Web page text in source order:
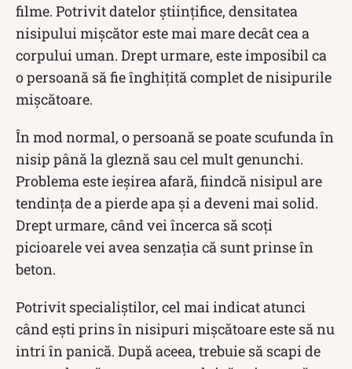
filme. Potrivit datelor științifice, densitatea
nisipului mișcător este mai mare decât cea a
corpului uman. Drept urmare, este imposibil ca
o persoană să fie înghițită complet de nisipurile
mișcătoare.
În mod normal, o persoană se poate scufunda în
nisip până la gleznă sau cel mult genunchi.
Problema este ieșirea afară, fiindcă nisipul are
tendința de a pierde apa și a deveni mai solid.
Drept urmare, când vei încerca să scoți
picioarele vei avea senzația că sunt prinse în
beton.
Potrivit specialiștilor, cel mai indicat atunci
când ești prins în nisipuri mișcătoare este să nu
intri în panică. După aceea, trebuie să scapi de